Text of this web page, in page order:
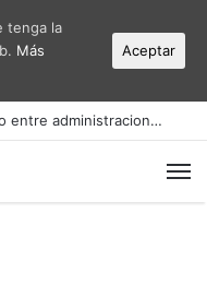
El PSOE denuncia la gestión de las cuentas públicas en Elche y acusa al Gobierno local de recortar en gasto social
tenga la
Más
Aceptar